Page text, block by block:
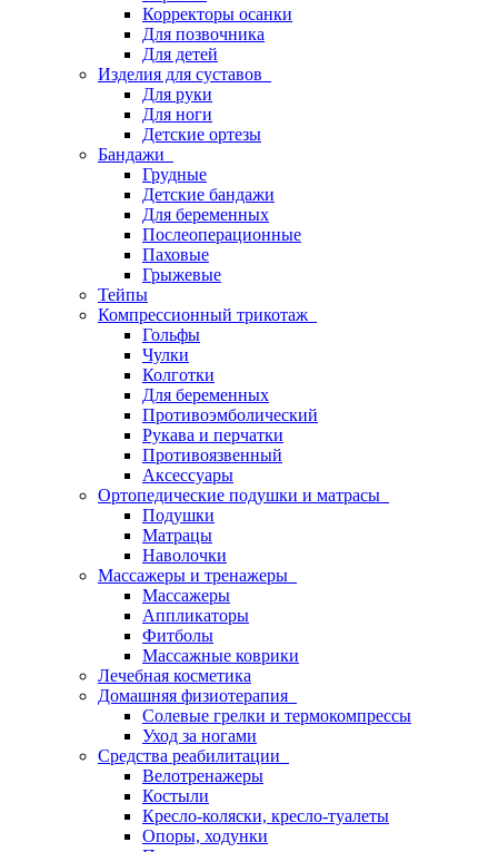
Корректоры осанки
Для позвочника
Для детей
Изделия для суставов
Для руки
Для ноги
Детские ортезы
Бандажи
Грудные
Детские бандажи
Для беременных
Послеоперационные
Паховые
Грыжевые
Тейпы
Компрессионный трикотаж
Гольфы
Чулки
Колготки
Для беременных
Противоэмболический
Рукава и перчатки
Противоязвенный
Аксессуары
Ортопедические подушки и матрасы
Подушки
Матрацы
Наволочки
Массажеры и тренажеры
Массажеры
Аппликаторы
Фитболы
Массажные коврики
Лечебная косметика
Домашняя физиотерапия
Солевые грелки и термокомпрессы
Уход за ногами
Средства реабилитации
Велотренажеры
Костыли
Кресло-коляски, кресло-туалеты
Опоры, ходунки